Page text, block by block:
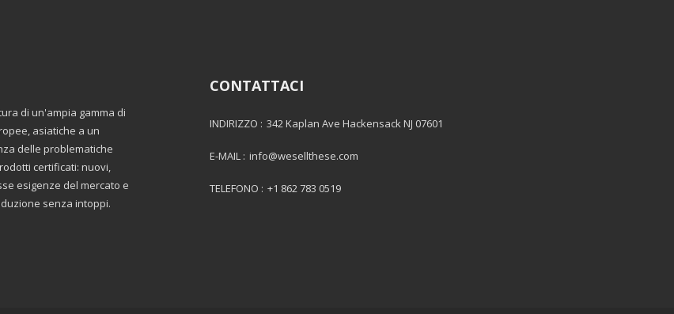
di un'ampia gamma di
asiatiche a un
delle problematiche
certificati: nuovi,
esigenze del mercato e
senza intoppi.
CONTATTACI
INDIRIZZO : 342 Kaplan Ave Hackensack NJ 07601
E-MAIL : info@wesellthese.com
TELEFONO : +1 862 783 0519